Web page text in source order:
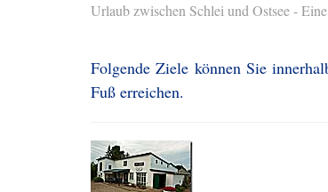
Urlaub zwischen Schlei und Ostsee -
Folgende Ziele können Sie
Fuß erreichen.